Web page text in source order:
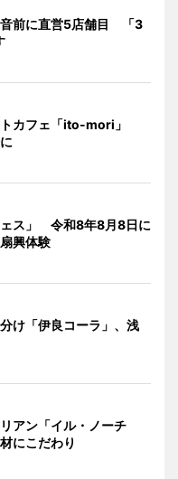
音前に直営5店舗目 「3
トカフェ「ito-mori」
ェス」 令和8年8月8日に
興体験
け「伊良コーラ」、浅
アン「イル・ノーチ
にこだわり